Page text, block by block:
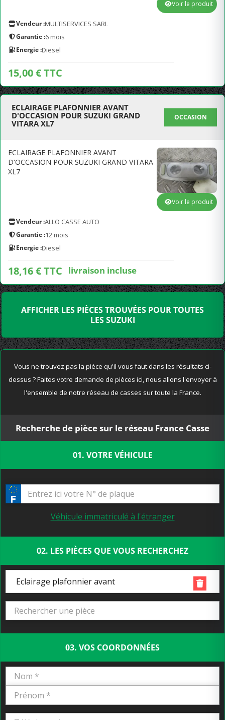
Vendeur :MULTISERVICES SARL
Garantie :6 mois
Energie :Diesel
15,00 € TTC
Voir le produit
ECLAIRAGE PLAFONNIER AVANT
D'OCCASION POUR SUZUKI GRAND
VITARA XL7
OCCASION
ECLAIRAGE PLAFONNIER AVANT
D'OCCASION POUR SUZUKI GRAND VITARA
XL7
Vendeur :ALLO CASSE AUTO
Garantie :12 mois
Energie :Diesel
18,16 € TTC livraison incluse
Voir le produit
AFFICHER LES PIÈCES TROUVÉES POUR TOUTES
LES SUZUKI
Vous ne trouvez pas la pièce qu'il vous faut dans les résultats ci-
dessus ? Faites votre demande de pièces ici, nous allons l'envoyer à
l'ensemble de notre réseau de casses sur toute la France.
Recherche de pièce sur le réseau France Casse
01. VOTRE VÉHICULE
Véhicule immatriculé à l'étranger
02. LES PIÈCES QUE VOUS RECHERCHEZ
Eclairage plafonnier avant
03. VOS COORDONNÉES